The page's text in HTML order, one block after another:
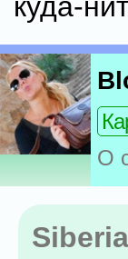
О
Siberia